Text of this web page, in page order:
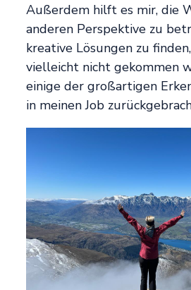
Außerdem hilft es mir, die
anderen Perspektive zu
kreative Lösungen zu
vielleicht nicht gekommen
einige der großartigen
in meinen Job